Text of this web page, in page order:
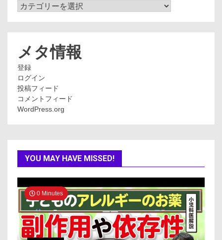
カ
メタ情報
登録
ログイン
投稿フィード
コメントフィード
WordPress.org
YOU MAY HAVE MISSED!
0 Minutes